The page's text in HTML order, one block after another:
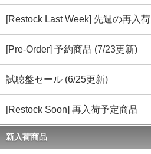
[Restock Last Week] 先週の再入荷
[Pre-Order] 予約商品 (7/23更新)
試聴盤セール (6/25更新)
[Restock Soon] 再入荷予定商品
新入荷商品